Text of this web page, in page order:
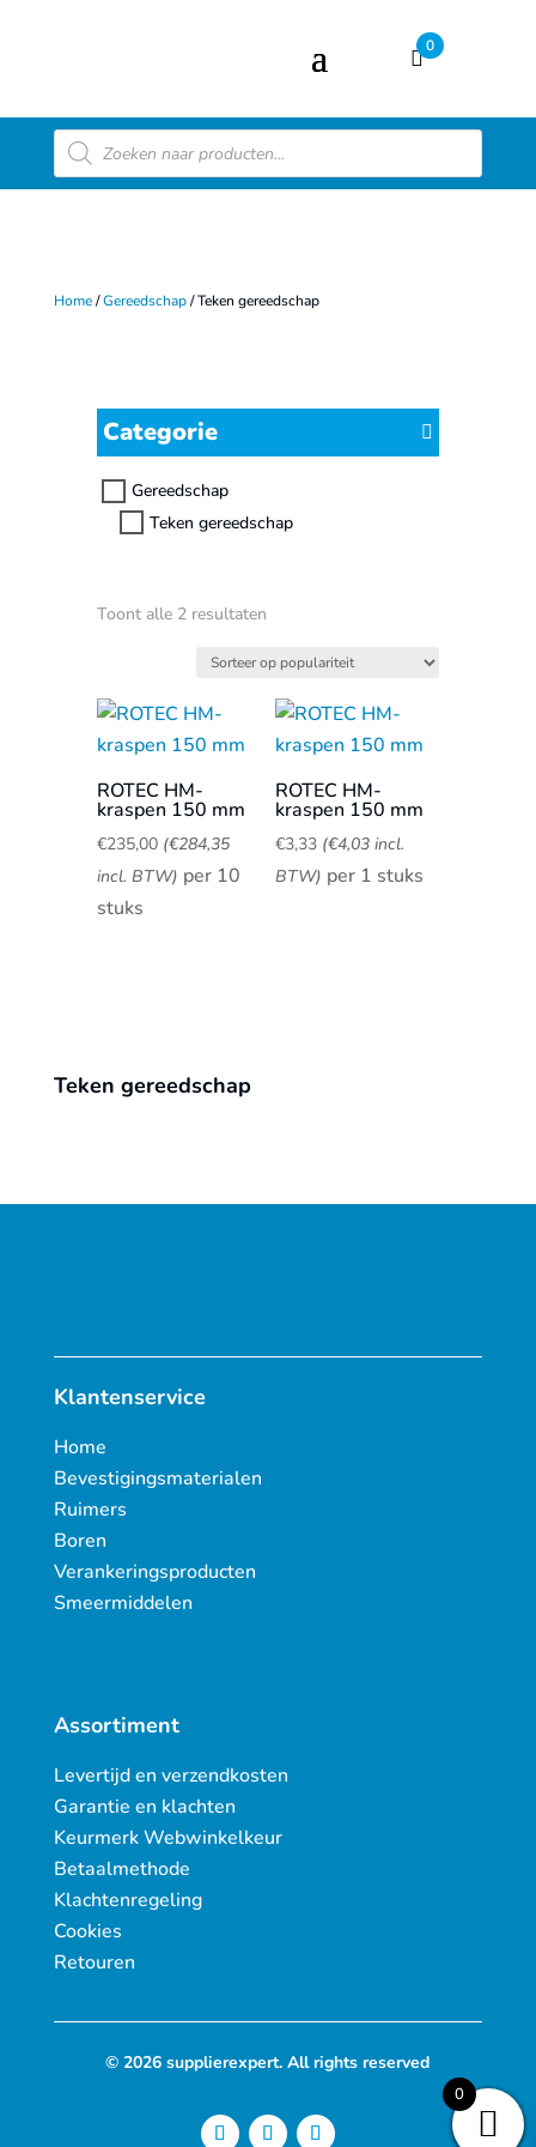
0
Producten
zoeken
Home/Gereedschap/ Teken gereedschap
Categorie
Gereedschap
Teken gereedschap
Toont alle 2 resultatenGesorteerd
populariteit
ROTEC HM-
kraspen 150 mm
€235,00 (€284,35
incl. BTW) per 10
stuks
ROTEC HM-
kraspen 150 mm
€3,33 (€4,03incl.
BTW) per 1 stuks
Teken gereedschap
Klantenservice
Home
Bevestigingsmaterialen
Ruimers
Boren
Verankeringsproducten
Smeermiddelen
Assortiment
Levertijd en verzendkosten
Garantie en klachten
Keurmerk Webwinkelkeur
Betaalmethode
Klachtenregeling
Cookies
Retouren
© 2026 supplierexpert. All rights reserved
0